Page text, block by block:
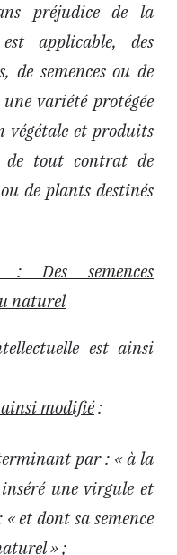
préjudice de la
applicable, des
de semences ou de
variété protégée
végétale et produits
de tout contrat de
de plants destinés
Des semences
naturel
est ainsi
ainsi modifié:
par : « à la
une virgule et
et dont sa semence
» ;